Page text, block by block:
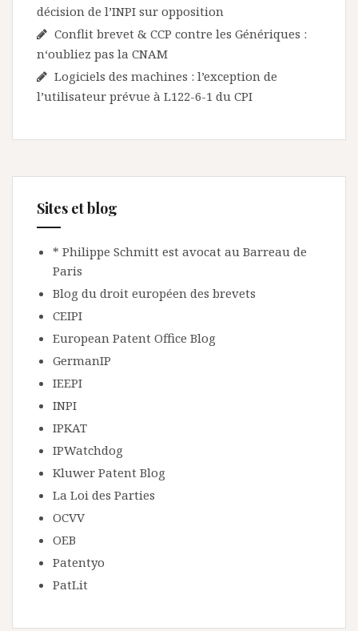
décision de l’INPI sur opposition
Conflit brevet & CCP contre les Génériques :
n‘oubliez pas la CNAM
Logiciels des machines : l’exception de
l’utilisateur prévue à L122-6-1 du CPI
Sites et blog
* Philippe Schmitt est avocat au Barreau de
Paris
Blog du droit européen des brevets
CEIPI
European Patent Office Blog
GermanIP
IEEPI
INPI
IPKAT
IPWatchdog
Kluwer Patent Blog
La Loi des Parties
OCVV
OEB
Patentyo
PatLit